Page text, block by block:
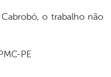
o trabalho não
PE